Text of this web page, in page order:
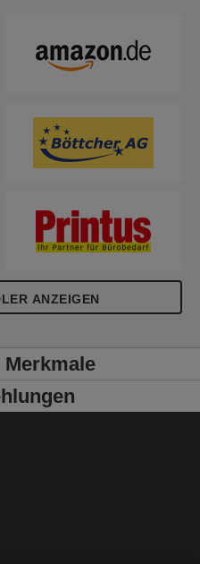
ANZEIGEN